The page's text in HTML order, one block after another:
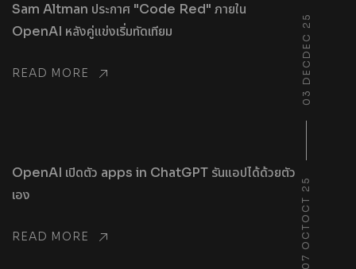
03 DECDEC 25
Sam Altman ประกาศ "Code Red" ภายใน
OpenAI หลังคู่แข่งเริ่มทัดเทียม
READ MORE
07 OCTOCT 25
OpenAI เปิดตัว apps in ChatGPT รันแอปได้ด้วยตัว
เอง
READ MORE